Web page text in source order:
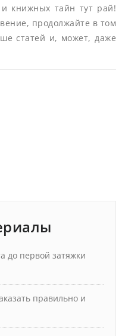
книжных тайн тут рай!
продолжайте в том
статей и, может, даже
до первой затяжки
правильно и